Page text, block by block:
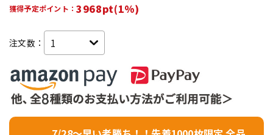
獲得予定ポイント：3968pt(1%)
注文数：